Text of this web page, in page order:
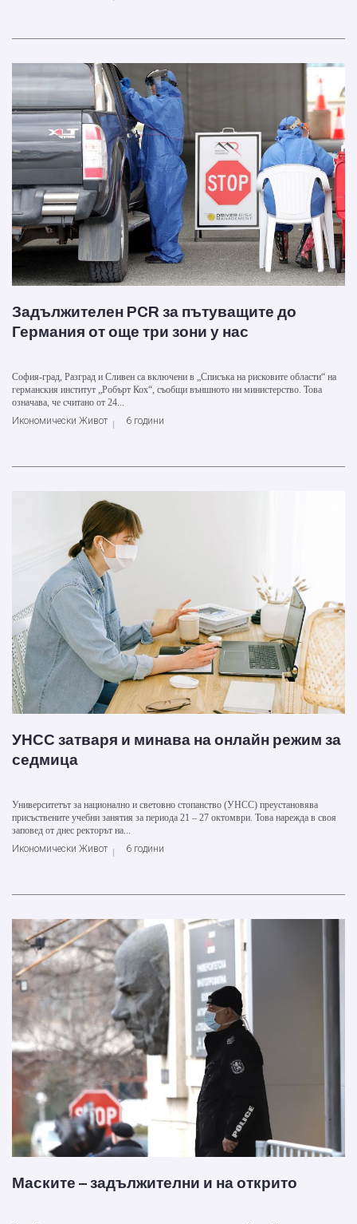
Задължителен PCR за пътуващите до
Германия от още три зони у нас
София-град, Разград и Сливен са включени в „Списъка на рисковите области“ на
германския институт „Робърт Кох“, съобщи външното ни министерство. Това
означава, че считано от 24...
Икономически Живот
6 години
УНСС затваря и минава на онлайн режим за
седмица
Университетът за национално и световно стопанство (УНСС) преустановява
присъствените учебни занятия за периода 21 – 27 октомври. Това нарежда в своя
заповед от днес ректорът на...
Икономически Живот
6 години
Маските – задължителни и на открито